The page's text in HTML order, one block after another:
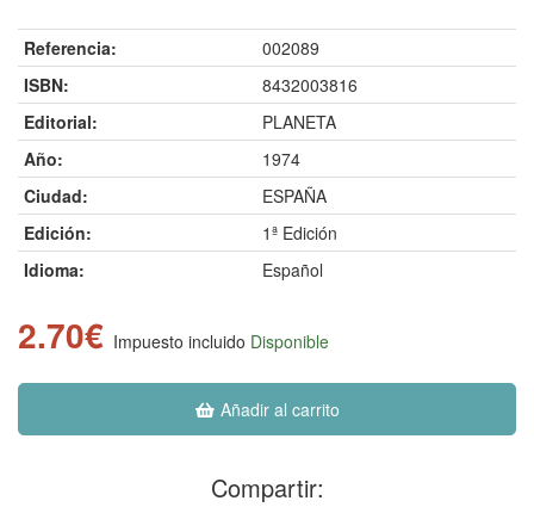
Referencia:
002089
ISBN:
8432003816
Editorial:
PLANETA
Año:
1974
Ciudad:
ESPAÑA
Edición:
1ª Edición
Idioma:
Español
2.70€ Impuesto incluido Disponible
Añadir al carrito
Compartir: